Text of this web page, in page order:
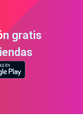
gratis